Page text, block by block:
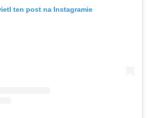
ten post na Instagramie